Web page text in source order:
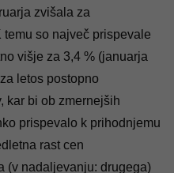
zvišala za
temu so največ prispevale
višje za 3,4 % (januarja
letos postopno
kar bi ob zmernejših
prispevalo k prihodnjemu
rast cen
(v nadaljevanju: drugega)